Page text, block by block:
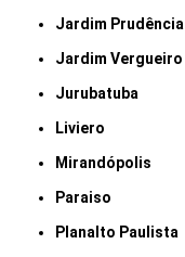
Jardim Prudência
Jardim Vergueiro
Jurubatuba
Liviero
Mirandópolis
Paraiso
Planalto Paulista